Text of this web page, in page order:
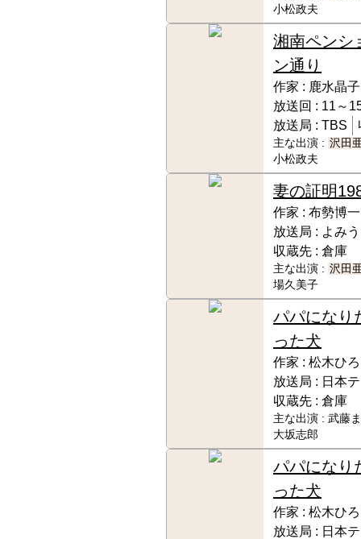
小松政夫
湘南ペンシ
ン通り
作家 : 鹿水晶子
放送回 : 11～
放送局 : TBS
主な出演 : 沢田
小松政夫
妻の証明
作家 : 布勢博一
放送局 : よみ
収蔵先 : 倉庫
主な出演 : 沢田
場久美子
パパになり
った犬
作家 : 松木ひ
放送局 : 日本
収蔵先 : 倉庫
主な出演 : 武藤
大坂志郎
パパになり
った犬
作家 : 松木ひ
放送局 : 日本